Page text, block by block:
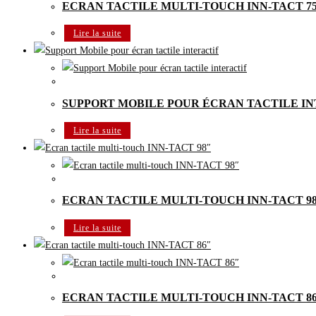
ECRAN TACTILE MULTI-TOUCH INN-TACT
Lire la suite
SUPPORT MOBILE POUR ÉCRAN TACTILE
Lire la suite
ECRAN TACTILE MULTI-TOUCH INN-TACT
Lire la suite
ECRAN TACTILE MULTI-TOUCH INN-TACT